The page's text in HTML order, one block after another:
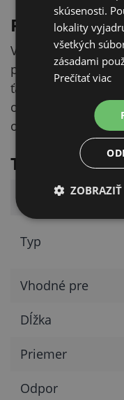
Parametre
Vyberať môžete
priemeru 1,8 mm,
ťahu 100 kg a
oceľový drôt
ohradník.
Technické
Parameter
Typ
Vhodné pre
Dĺžka
Priemer
Odpor
skúsenosti.
lokality
všetkých
zásadami
Prečítať viac